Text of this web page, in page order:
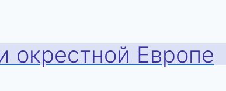
окрестной Европе